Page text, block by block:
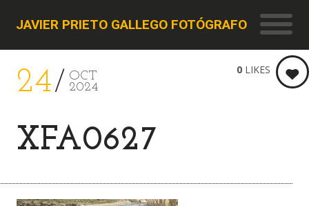
JAVIER PRIETO GALLEGO FOTÓGRAFO
24
OCT
2024
XFA0627
0 LIKES